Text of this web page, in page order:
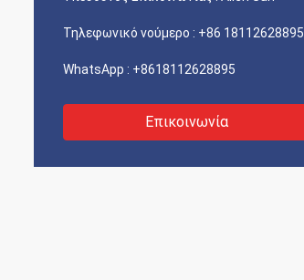
Τηλεφωνικό νούμερο : +86 18112628895
WhatsApp : +8618112628895
Επικοινωνία